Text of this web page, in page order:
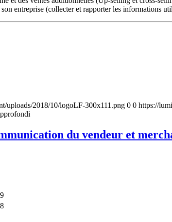
entreprise (collecter et rapporter les informations
uploads/2018/10/logoLF-300x111.png 0 0 https://
du vendeur et